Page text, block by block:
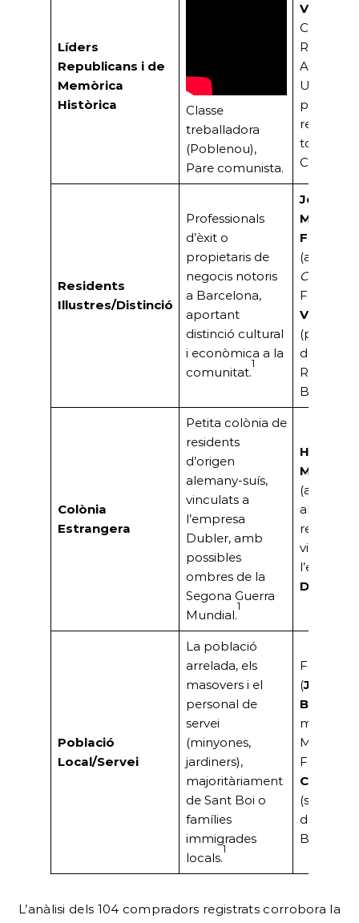
Líders
Republicans i de
Memòrica
Històrica
Classe
treballadora
(Poblenou),
Pare comunista.
Vallejo:
Uns dels
primers
residents
torre ‘El
Cerezo’.
Residents
Il·lustres/Distinció
Professionals
d’èxit o
propietaris de
negocis notoris
a Barcelona,
aportant
distinció cultural
i econòmica a la
comunitat.
1
José
Mallorquí
(autor de
Coyote»
Família
Valdés
de Loteria
Ramblas
Colònia
Estrangera
Petita colònia de
residents
d’origen
alemany-suís,
vinculats a
l’empresa
Dubler, amb
possibles
ombres de la
Segona Guerra
Mundial.
1
Hanno
altres
residents
vinculats
l’empresa
Dubler
Població
Local/Servei
La població
arrelada, els
masovers i el
personal de
servei
(minyones,
jardiners),
majoritàriament
de Sant Boi o
famílies
immigrades
locals.
1
Família
(Josep
Badia
masover
Marquès),
Família
(servei
domèstic
Bordoy).
L’anàlisi dels 104 compradors registrats corrobora la